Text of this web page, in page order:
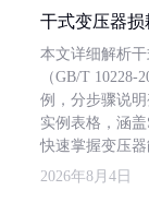
干式变压器
本文详细解析
（GB/T
例，分步骤说
实例表格，涵
快速掌握变压器
2026年8月4日